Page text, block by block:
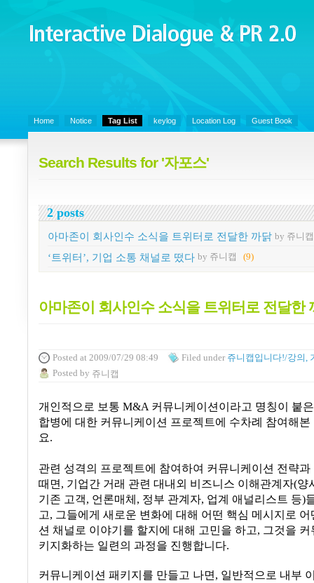
Interactive Dialogue &
PR 2.0
Home Notice Tag List keylog Location Log Guest Book
Search Results for '자포스'
2 posts
아마존이 회사인수 소식을 트위터로 전달한 까닭 by 쥬니캡
‘트위터’, 기업 소통 채널로 떴다 by 쥬니캡 (9)
아마존이 회사인수 소식을 트위터로 전달한
Posted at 2009/07/29 08:49 Filed under 쥬니캡입니다!/강의,
Posted by 쥬니캡
개인적으로 보통 M&A 커뮤니케이션이라고 명칭이 붙
합병에 대한 커뮤니케이션 프로젝트에 수차례 참여해
요.
관련 성격의 프로젝트에 참여하여 커뮤니케이션 전략
때면, 기업간 거래 관련 대내외 비즈니스 이해관계자(양
기존 고객, 언론매체 , 정부 관계자, 업계 애널리스트 등)
고, 그들에게 새로운 변화에 대해 어떤 핵심 메시지로
션 채널로 이야기를 할지에 대해 고민을 하고, 그것을 커
키지화하는 일련의 과정을 진행합니다.
커뮤니케이션 패키지를 만들고 나면, 일반적으로 내부